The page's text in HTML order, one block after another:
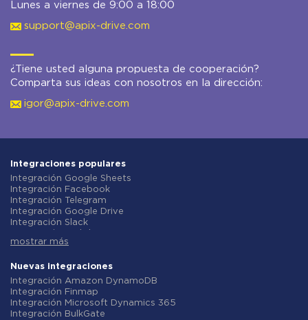
Lunes a viernes de 9:00 a 18:00
support@apix-drive.com
¿Tiene usted alguna propuesta de cooperación?
Comparta sus ideas con nosotros en la dirección:
igor@apix-drive.com
Integraciones populares
Integración Google Sheets
Integración Facebook
Integración Telegram
Integración Google Drive
Integración Slack
Integración Gmail
Integración ClickUp
Integración Airtable
Integración Google Contacts
Integración OpenAI (ChatGPT)
Integración Instagram
mostrar más
Nuevas integraciones
Integración Amazon DynamoDB
Integración Finmap
Integración Microsoft Dynamics 365
Integración BulkGate